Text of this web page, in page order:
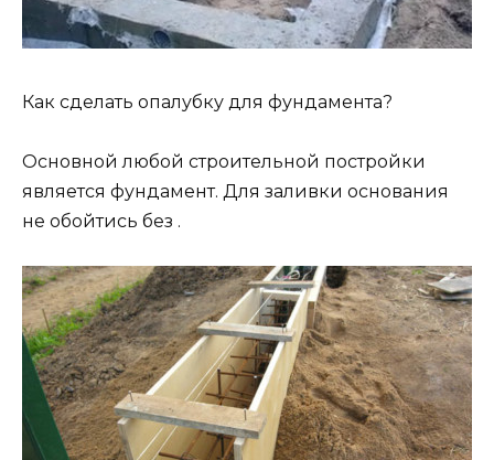
Как сделать опалубку для фундамента?
Основной любой строительной постройки
является фундамент. Для заливки основания
не обойтись без .